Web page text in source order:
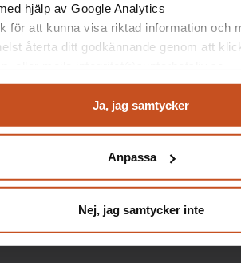
hjälp av Google Analytics
för att kunna visa riktad information och
återta ditt godkännande genom att
Ja, jag samtycker
Anpassa
Nej, jag samtycker inte